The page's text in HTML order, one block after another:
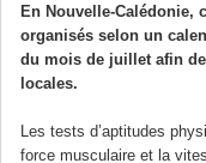
En Nouvelle-Calédonie,
organisés selon un
du mois de juillet afin
locales.
Les tests d’aptitudes
force musculaire et la